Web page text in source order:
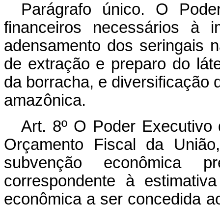
Parágrafo único. O
financeiros necessários à
adensamento dos seringais
de extração e preparo do
da borracha, e diversificação
amazônica.
Art. 8º O Poder
Orçamento Fiscal da
subvenção econômica
correspondente à
econômica a ser concedida